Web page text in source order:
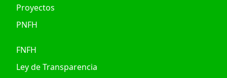
Proyectos
PNFH
FNFH
Ley de Transparencia